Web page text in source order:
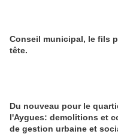
Conseil municipal, le fils
tête.
Du nouveau pour le
l'Aygues: demolitions et
de gestion urbaine et